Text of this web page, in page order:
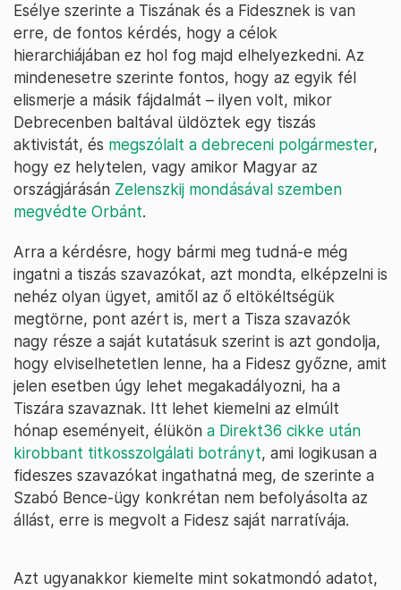
Esélye szerinte a Tiszának és a Fidesznek is van
erre, de fontos kérdés, hogy a célok
hierarchiájában ez hol fog majd elhelyezkedni. Az
mindenesetre szerinte fontos, hogy az egyik fél
elismerje a másik fájdalmát – ilyen volt, mikor
Debrecenben baltával üldöztek egy tiszás
aktivistát, és megszólalt a debreceni polgármester,
hogy ez helytelen, vagy amikor Magyar az
országjárásán Zelenszkij mondásával szemben
megvédte Orbánt.
Arra a kérdésre, hogy bármi meg tudná-e még
ingatni a tiszás szavazókat, azt mondta, elképzelni is
nehéz olyan ügyet, amitől az ő eltökéltségük
megtörne, pont azért is, mert a Tisza szavazók
nagy része a saját kutatásuk szerint is azt gondolja,
hogy elviselhetetlen lenne, ha a Fidesz győzne, amit
jelen esetben úgy lehet megakadályozni, ha a
Tiszára szavaznak. Itt lehet kiemelni az elmúlt
hónap eseményeit, élükön a Direkt36 cikke után
kirobbant titkosszolgálati botrányt, ami logikusan a
fideszes szavazókat ingathatná meg, de szerinte a
Szabó Bence-ügy konkrétan nem befolyásolta az
állást, erre is megvolt a Fidesz saját narratívája.
Azt ugyanakkor kiemelte mint sokatmondó adatot,